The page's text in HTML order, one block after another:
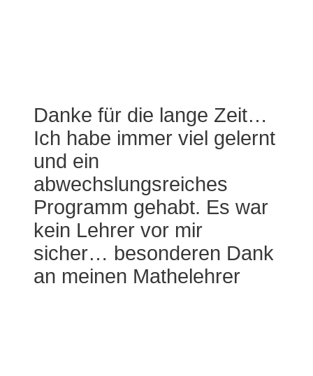
Danke für die lange Zeit…
Ich habe immer viel gelernt
und ein
abwechslungsreiches
Programm gehabt. Es war
kein Lehrer vor mir
sicher… besonderen Dank
an meinen Mathelehrer